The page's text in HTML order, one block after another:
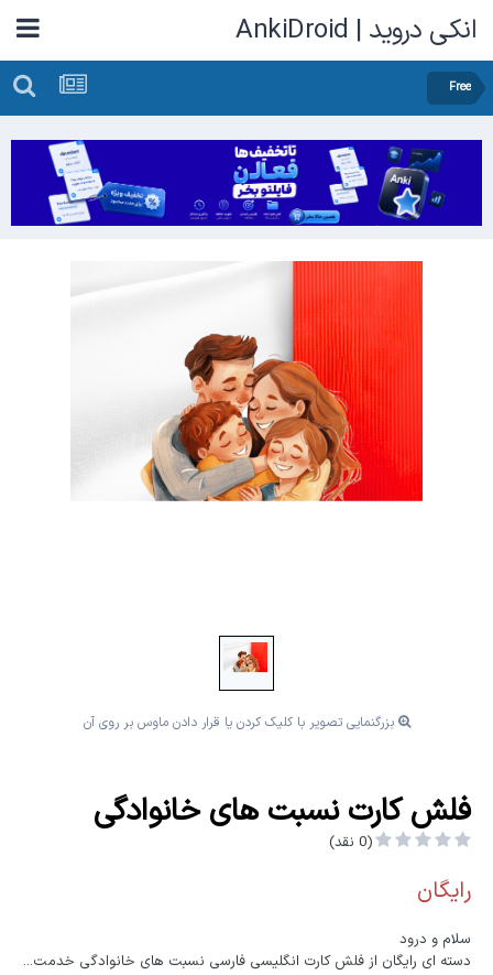
انکی دروید | AnkiDroid
Free
بزرگنمایی تصویر با کلیک کردن یا قرار دادن ماوس بر روی آن
فلش کارت نسبت های خانوادگی
(0 نقد)
رایگان
سلام و درود
دسته ای رایگان از فلش کارت انگلیسی فارسی نسبت های خانوادگی خدمت...